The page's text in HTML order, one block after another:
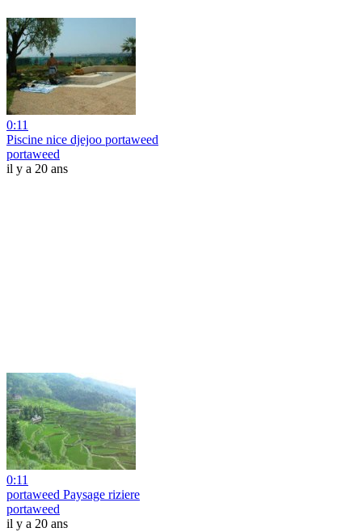
0:11
Piscine nice djejoo portaweed
portaweed
il y a 20 ans
0:11
portaweed Paysage riziere
portaweed
il y a 20 ans